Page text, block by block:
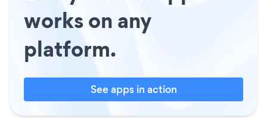
works on any
platform.
See apps in action